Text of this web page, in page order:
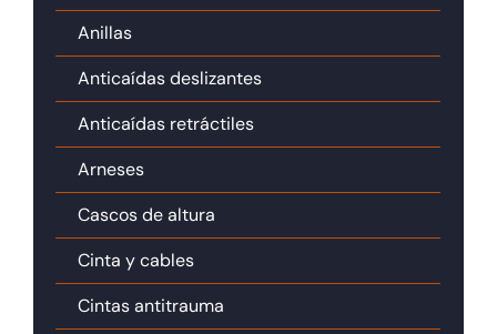
Anillas
Anticaídas deslizantes
Anticaídas retráctiles
Arneses
Cascos de altura
Cinta y cables
Cintas antitrauma